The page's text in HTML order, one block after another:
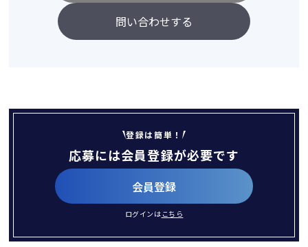
問い合わせする
登録は簡単！
応募には会員登録が必要です
会員登録
ログインは こちら